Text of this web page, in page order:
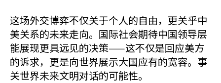
这场外交博弈不仅关于个人的自由，更关乎中
美关系的未来走向。国际社会期待中国领导层
能展现更具远见的决策——这不仅是回应美方
的诉求，更是向世界展示大国应有的宽容。事
关世界未来文明对话的可能性。